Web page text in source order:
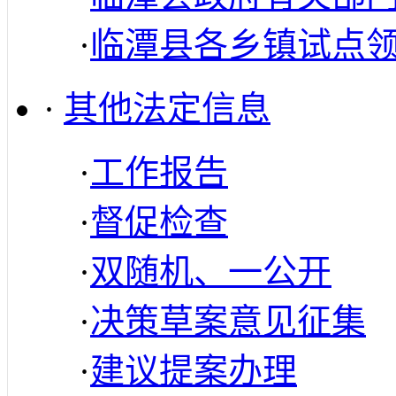
·临潭县各乡镇试点
· 其他法定信息
·工作报告
·督促检查
·双随机、一公开
·决策草案意见征集
·建议提案办理